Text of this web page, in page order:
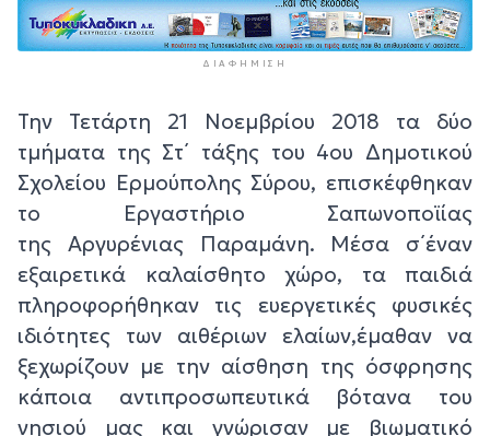
ΔΙΑΦΉΜΙΣΗ
Την Τετάρτη 21 Νοεμβρίου 2018 τα δύο
τμήματα της Στ΄ τάξης του 4ου Δημοτικού
Σχολείου Ερμούπολης Σύρου, επισκέφθηκαν
το Εργαστήριο Σαπωνοποϊίας
της Αργυρένιας Παραμάνη. Μέσα σ΄έναν
εξαιρετικά καλαίσθητο χώρο, τα παιδιά
πληροφορήθηκαν τις ευεργετικές φυσικές
ιδιότητες των αιθέριων ελαίων,έμαθαν να
ξεχωρίζουν με την αίσθηση της όσφρησης
κάποια αντιπροσωπευτικά βότανα του
νησιού μας και γνώρισαν με βιωματικό